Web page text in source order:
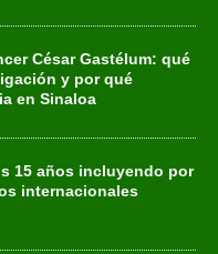
César Gastélum: qué
y por qué
en Sinaloa
15 años incluyendo por
internacionales